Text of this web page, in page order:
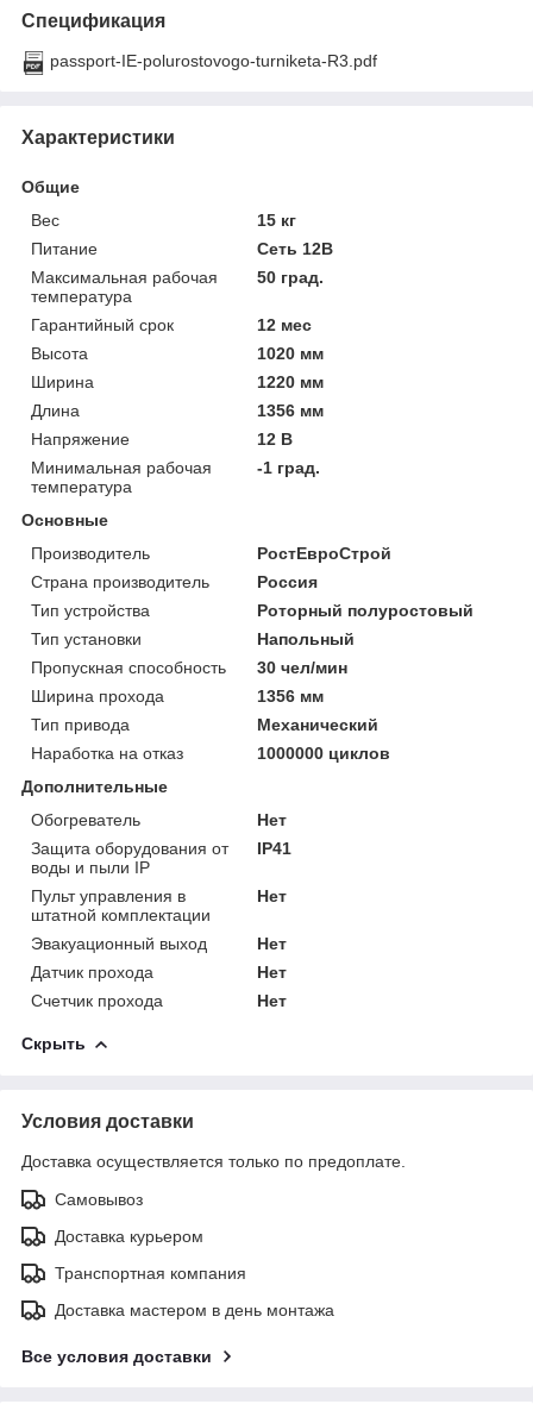
Спецификация
passport-IE-polurostovogo-turniketa-R3.pdf
Характеристики
Общие
Вес
15 кг
Питание
Сеть 12В
Максимальная рабочая
температура
50 град.
Гарантийный срок
12 мес
Высота
1020 мм
Ширина
1220 мм
Длина
1356 мм
Напряжение
12 В
Минимальная рабочая
температура
-1 град.
Основные
Производитель
РостЕвроСтрой
Страна производитель
Россия
Тип устройства
Роторный полуростовый
Тип установки
Напольный
Пропускная способность
30 чел/мин
Ширина прохода
1356 мм
Тип привода
Механический
Наработка на отказ
1000000 циклов
Дополнительные
Обогреватель
Нет
Защита оборудования от
воды и пыли IP
IP41
Пульт управления в
штатной комплектации
Нет
Эвакуационный выход
Нет
Датчик прохода
Нет
Счетчик прохода
Нет
Скрыть
Условия доставки
Доставка осуществляется только по предоплате.
Самовывоз
Доставка курьером
Транспортная компания
Доставка мастером в день монтажа
Все условия доставки